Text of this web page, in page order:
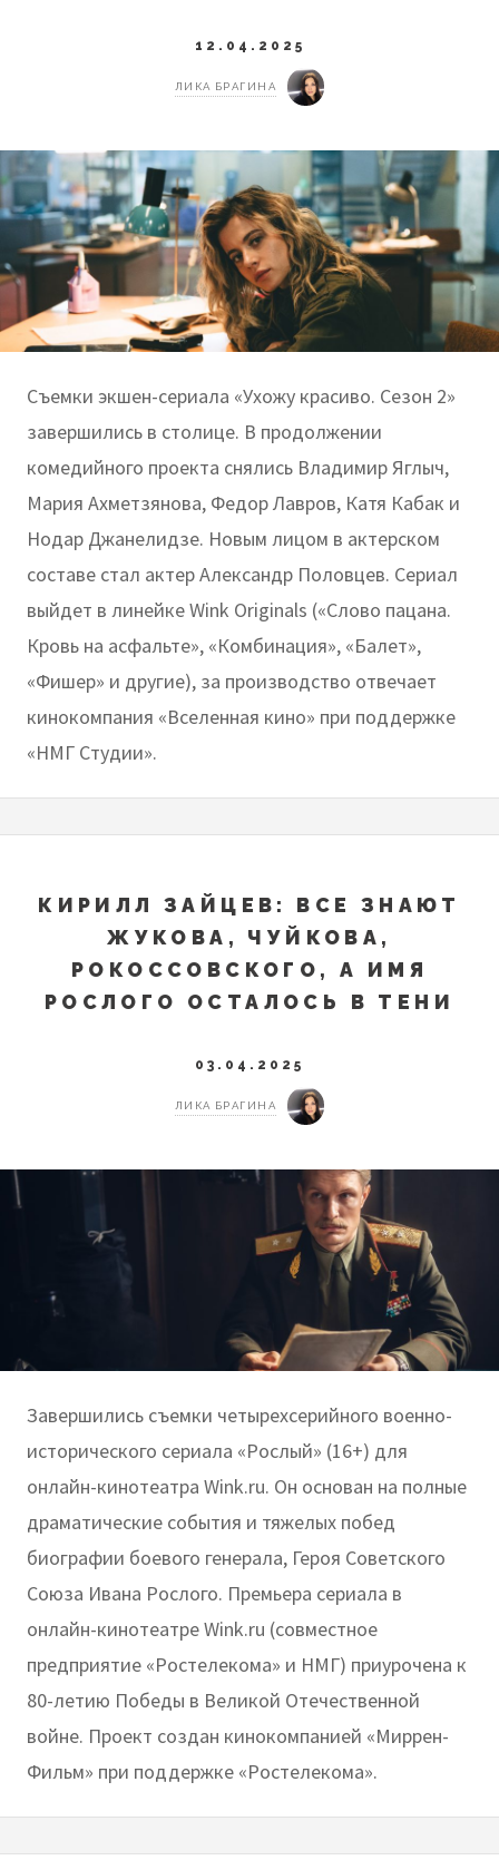
12.04.2025
ЛИКА БРАГИНА
Съемки экшен-сериала «Ухожу красиво. Сезон 2»
завершились в столице. В продолжении
комедийного проекта снялись Владимир Яглыч,
Мария Ахметзянова, Федор Лавров, Катя Кабак и
Нодар Джанелидзе. Новым лицом в актерском
составе стал актер Александр Половцев. Сериал
выйдет в линейке Wink Originals («‎Слово пацана.
Кровь на асфальте»‎, «Комбинация»‎, «Балет»,
«Фишер» и другие), за производство отвечает
кинокомпания «Вселенная кино» при поддержке
«НМГ Студии».
КИРИЛЛ ЗАЙЦЕВ: ВСЕ ЗНАЮТ
ЖУКОВА, ЧУЙКОВА,
РОКОССОВСКОГО, А ИМЯ
РОСЛОГО ОСТАЛОСЬ В ТЕНИ
03.04.2025
ЛИКА БРАГИНА
Завершились съемки четырехсерийного военно-
исторического сериала «Рослый» (16+) для
онлайн-кинотеатра Wink.ru. Он основан на полные
драматические события и тяжелых побед
биографии боевого генерала, Героя Советского
Союза Ивана Рослого. Премьера сериала в
онлайн-кинотеатре Wink.ru (совместное
предприятие «Ростелекома» и НМГ) приурочена к
80-летию Победы в Великой Отечественной
войне. Проект создан кинокомпанией «Миррен-
Фильм» при поддержке «Ростелекома».